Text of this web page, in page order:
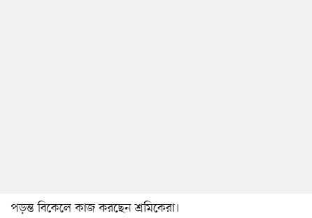
পড়ন্ত বিকেলে কাজ করছেন শ্রমিকেরা।